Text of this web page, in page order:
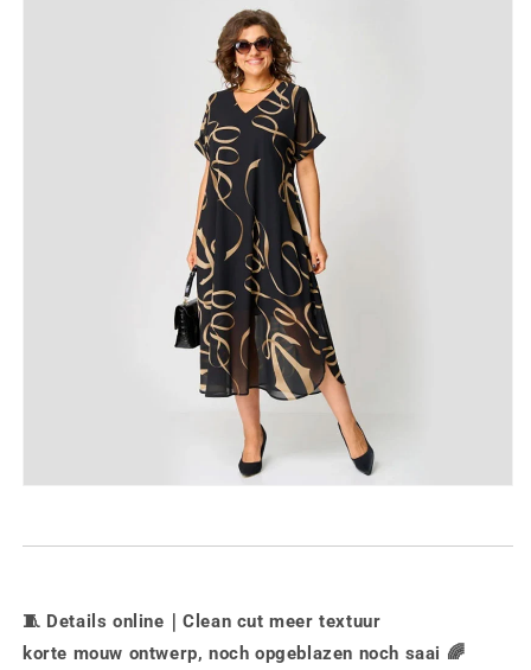
🧵 Details online｜Clean cut meer textuur
korte mouw ontwerp, noch opgeblazen noch saai 🌈